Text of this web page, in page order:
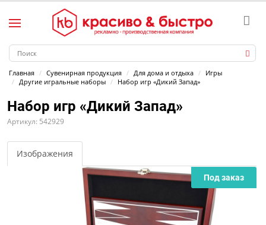
Главная Сувенирная продукция Для дома и отдыха
Игры
Другие игральные наборы
Набор игр «Дикий Запад»
Набор игр «Дикий Запад»
Артикул: 542929
Изображения
Под заказ